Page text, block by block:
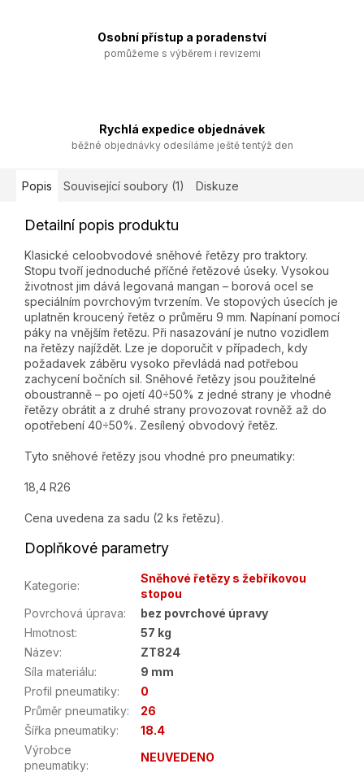
Osobní přístup a poradenství
pomůžeme s výběrem i revizemi
Rychlá expedice objednávek
běžné objednávky odesíláme ještě tentýž den
Popis Související soubory (1) Diskuze
Detailní popis produktu
Klasické celoobvodové sněhové řetězy pro traktory.
Stopu tvoří jednoduché příčné řetězové úseky. Vysokou
životnost jim dává legovaná mangan – borová ocel se
speciálním povrchovým tvrzením. Ve stopových úsecích je
uplatněn kroucený řetěz o průměru 9 mm. Napínaní pomocí
páky na vnějším řetězu. Při nasazování je nutno vozidlem
na řetězy najíždět. Lze je doporučit v případech, kdy
požadavek záběru vysoko převládá nad potřebou
zachycení bočních sil. Sněhové řetězy jsou použitelné
oboustranně – po ojetí 40÷50% z jedné strany je vhodné
řetězy obrátit a z druhé strany provozovat rovněž až do
opotřebení 40÷50%. Zesílený obvodový řetěz.
Tyto sněhové řetězy jsou vhodné pro pneumatiky:
18,4 R26
Cena uvedena za sadu (2 ks řetězu).
Doplňkové parametry
Kategorie:
Sněhové řetězy s žebříkovou
stopou
Povrchová úprava:
bez povrchové úpravy
Hmotnost:
57 kg
Název:
ZT824
Síla materiálu:
9 mm
Profil pneumatiky:
0
Průměr pneumatiky:
26
Šířka pneumatiky:
18.4
Výrobce
pneumatiky:
NEUVEDENO